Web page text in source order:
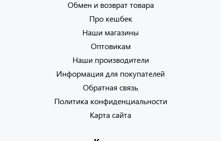
Обмен и возврат товара
Про кешбек
Наши магазины
Оптовикам
Наши производители
Информация для покупателей
Обратная связь
Политика конфиденциальности
Карта сайта